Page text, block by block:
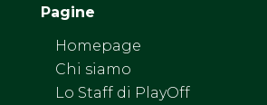
Pagine
Homepage
Chi siamo
Lo Staff di PlayOff